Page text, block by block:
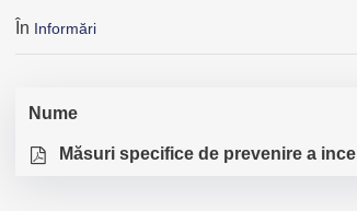
În Informări
Nume
Măsuri specifice de prevenire a